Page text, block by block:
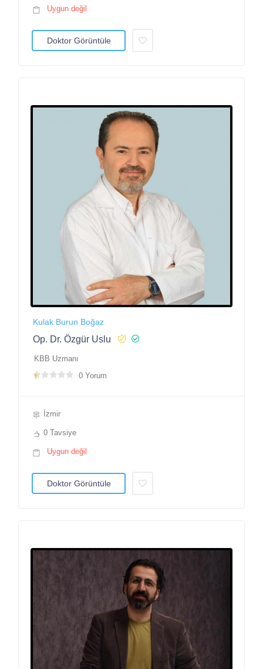
Uygun değil
Doktor Görüntüle
Kulak Burun Boğaz
Op. Dr. Özgür Uslu
KBB Uzmanı
0 Yorum
İzmir
0 Tavsiye
Uygun değil
Doktor Görüntüle